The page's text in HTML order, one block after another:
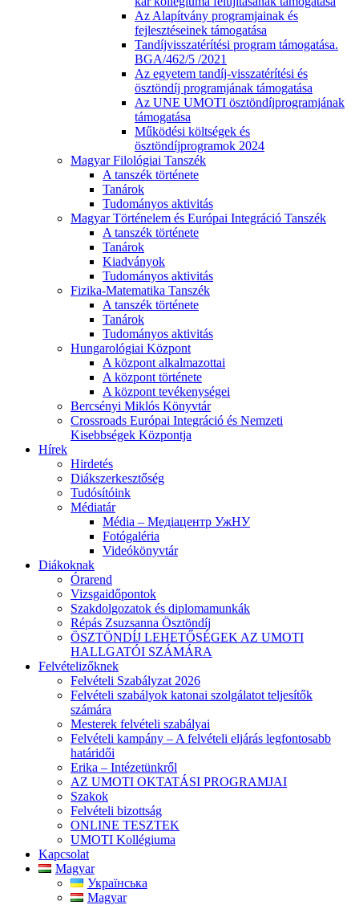
Az Alapítvány programjainak és
fejlesztéseinek támogatása
Tandíjvisszatérítési program támogatása.
BGA/462/5 /2021
Az egyetem tandíj-visszatérítési és
ösztöndíj programjának támogatása
Az UNE UMOTI ösztöndíjprogramjának
támogatása
Működési költségek és
ösztöndíjprogramok 2024
Magyar Filológiai Tanszék
A tanszék története
Tanárok
Tudományos aktivitás
Magyar Történelem és Európai Integráció Tanszék
A tanszék története
Tanárok
Kiadványok
Tudományos aktivitás
Fizika-Matematika Tanszék
A tanszék története
Tanárok
Tudományos aktivitás
Hungarológiai Központ
A központ alkalmazottai
A központ története
A központ tevékenységei
Bercsényi Miklós Könyvtár
Crossroads Európai Integráció és Nemzeti
Kisebbségek Központja
Hírek
Hirdetés
Diákszerkesztőség
Tudósítóink
Médiatár
Média – Медіацентр УжНУ
Fotógaléria
Videókönyvtár
Diákoknak
Órarend
Vizsgaidőpontok
Szakdolgozatok és diplomamunkák
Répás Zsuzsanna Ösztöndíj
ÖSZTÖNDÍJ LEHETŐSÉGEK AZ UMOTI
HALLGATÓI SZÁMÁRA
Felvételizőknek
Felvételi Szabályzat 2026
Felvételi szabályok katonai szolgálatot teljesítők
számára
Mesterek felvételi szabályai
Felvételi kampány – A felvételi eljárás legfontosabb
határidői
Erika – Intézetünkről
AZ UMOTI OKTATÁSI PROGRAMJAI
Szakok
Felvételi bizottság
ONLINE TESZTEK
UMOTI Kollégiuma
Kapcsolat
Magyar
Українська
Magyar